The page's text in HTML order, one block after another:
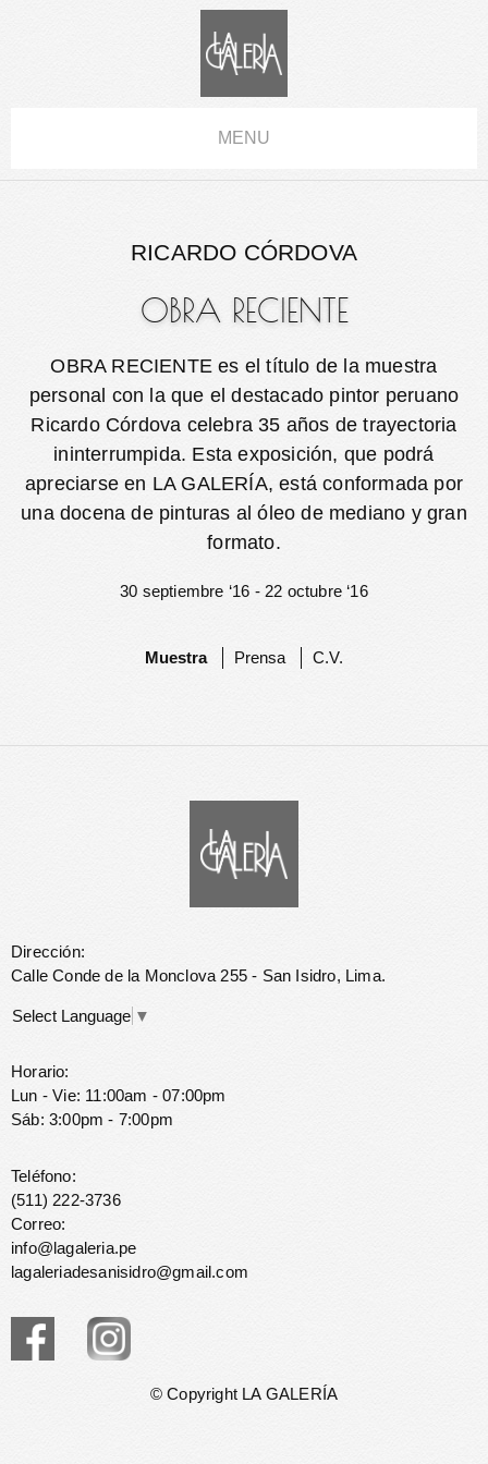
MENU
RICARDO CÓRDOVA
OBRA RECIENTE
OBRA RECIENTE es el título de la muestra
personal con la que el destacado pintor peruano
Ricardo Córdova celebra 35 años de trayectoria
ininterrumpida. Esta exposición, que podrá
apreciarse en LA GALERÍA, está conformada por
una docena de pinturas al óleo de mediano y gran
formato.
30 septiembre ‘16 - 22 octubre ‘16
Muestra Prensa C.V.
Dirección:
Calle Conde de la Monclova 255 - San Isidro, Lima.
Select Language ▼
Horario:
Lun - Vie: 11:00am - 07:00pm
Sáb: 3:00pm - 7:00pm
Teléfono:
(511) 222-3736
Correo:
info@lagaleria.pe
lagaleriadesanisidro@gmail.com
© Copyright LA GALERÍA